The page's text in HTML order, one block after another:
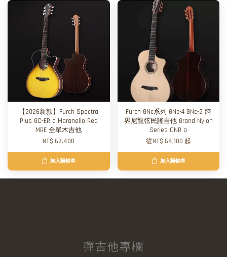
【2026新款】Furch Spectra
Plus GC-ER a Maranello Red
MRE 全單木吉他
NT$ 67,400
加入購物車
Furch GNc系列 GNc-4 GNc-2 跨
界尼龍弦民謠吉他 Grand Nylon
Series CNR a
從NT$ 64,100 起
加入購物車
彈吉他專欄